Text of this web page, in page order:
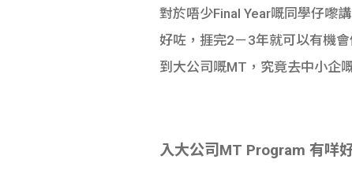
對於唔少Final Year嘅同學仔嚟
好咗，捱完2－3年就可以有機
到大公司嘅MT，究竟去中小企
入大公司MT Program 有咩